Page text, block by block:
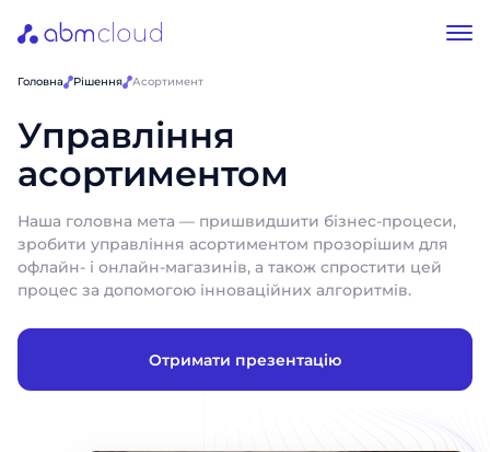
Головна Рішення Асортимент
Управління
асортиментом
Наша головна мета — пришвидшити бізнес-процеси,
зробити управління асортиментом прозорішим для
офлайн- і онлайн-магазинів, а також спростити цей
процес за допомогою інноваційних алгоритмів.
Отримати презентацію